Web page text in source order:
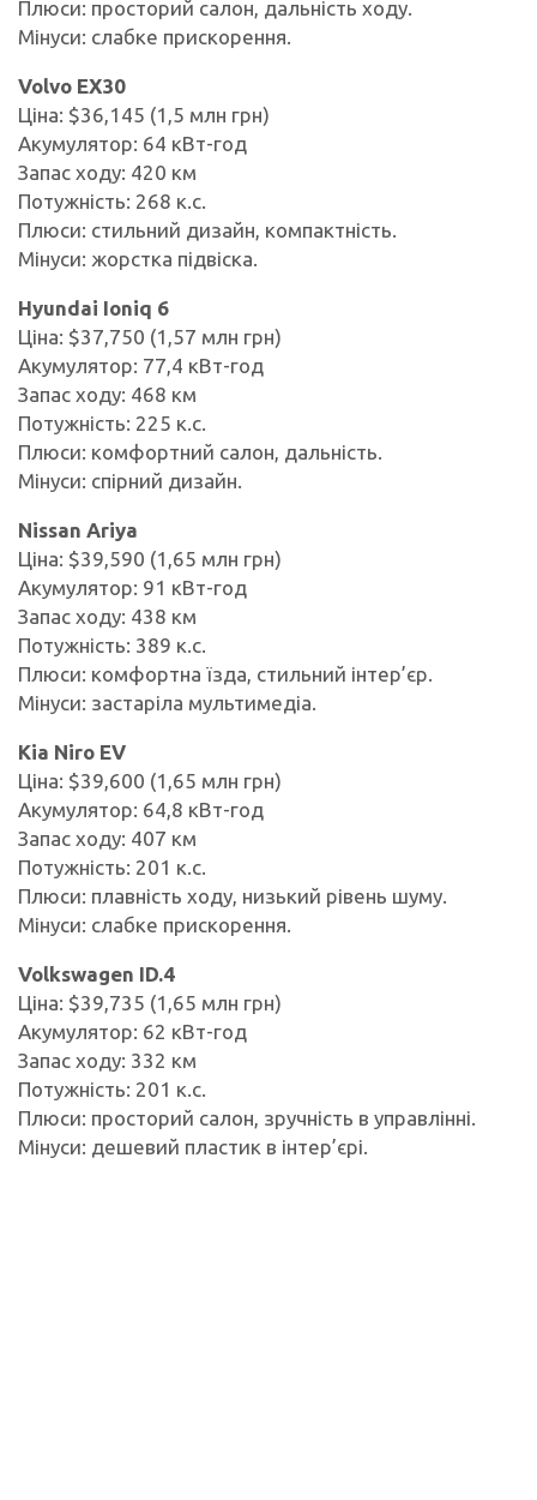
Плюси: просторий салон, дальність ходу.
Мінуси: слабке прискорення.
Volvo EX30
Ціна: $36,145 (1,5 млн грн)
Акумулятор: 64 кВт-год
Запас ходу: 420 км
Потужність: 268 к.с.
Плюси: стильний дизайн, компактність.
Мінуси: жорстка підвіска.
Hyundai Ioniq 6
Ціна: $37,750 (1,57 млн грн)
Акумулятор: 77,4 кВт-год
Запас ходу: 468 км
Потужність: 225 к.с.
Плюси: комфортний салон, дальність.
Мінуси: спірний дизайн.
Nissan Ariya
Ціна: $39,590 (1,65 млн грн)
Акумулятор: 91 кВт-год
Запас ходу: 438 км
Потужність: 389 к.с.
Плюси: комфортна їзда, стильний інтер’єр.
Мінуси: застаріла мультимедіа.
Kia Niro EV
Ціна: $39,600 (1,65 млн грн)
Акумулятор: 64,8 кВт-год
Запас ходу: 407 км
Потужність: 201 к.с.
Плюси: плавність ходу, низький рівень шуму.
Мінуси: слабке прискорення.
Volkswagen ID.4
Ціна: $39,735 (1,65 млн грн)
Акумулятор: 62 кВт-год
Запас ходу: 332 км
Потужність: 201 к.с.
Плюси: просторий салон, зручність в управлінні.
Мінуси: дешевий пластик в інтер’єрі.